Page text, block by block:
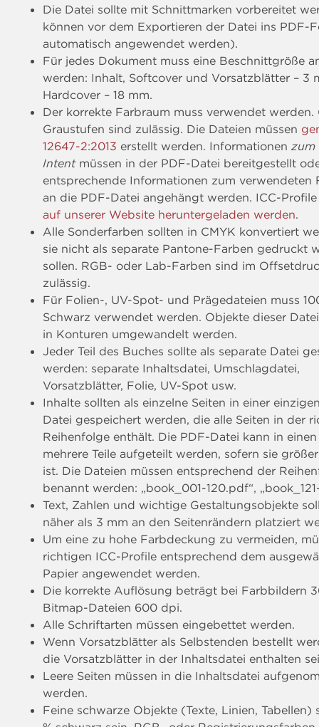
Die Datei sollte mit Schnittmarken vorbereitet
können vor dem Exportieren der Datei ins PDF-
automatisch angewendet werden).
Für jedes Dokument muss eine Beschnittgröße
werden: Inhalt, Softcover und Vorsatzblätter – 3
Hardcover – 18 mm.
Der korrekte Farbraum muss verwendet werden.
Graustufen sind zulässig. Die Dateien müssen
12647-2:2013 erstellt werden. Informationen zum
Intentmüssen in der PDF-Datei bereitgestellt
entsprechende Informationen zum verwendeten
an die PDF-Datei angehängt werden. ICC-
auf unserer Website heruntergeladen werden.
Alle Sonderfarben sollten in CMYK konvertiert
sie nicht als separate Pantone-Farben gedruckt
sollen. RGB- oder Lab-Farben sind im
zulässig.
Für Folien-, UV-Spot- und Prägedateien muss
Schwarz verwendet werden. Objekte dieser
in Konturen umgewandelt werden.
Jeder Teil des Buches sollte als separate Datei
werden: separate Inhaltsdatei, Umschlagdatei,
Vorsatzblätter, Folie, UV-Spot usw.
Inhalte sollten als einzelne Seiten in einer
Datei gespeichert werden, die alle Seiten in der
Reihenfolge enthält. Die PDF-Datei kann in
mehrere Teile aufgeteilt werden, sofern sie
ist. Die Dateien müssen entsprechend der
benannt werden: „book_001-120.pdf“,
Text, Zahlen und wichtige Gestaltungsobjekte
näher als 3 mm an den Seitenrändern platziert
Um eine zu hohe Farbdeckung zu vermeiden,
richtigen ICC-Profile entsprechend dem
Papier angewendet werden.
Die korrekte Auflösung beträgt bei Farbbildern
Bitmap-Dateien 600 dpi.
Alle Schriftarten müssen eingebettet werden.
Wenn Vorsatzblätter als Selbstenden bestellt
die Vorsatzblätter in der Inhaltsdatei enthalten
Leere Seiten müssen in die Inhaltsdatei
werden.
Feine schwarze Objekte (Texte, Linien, Tabellen)